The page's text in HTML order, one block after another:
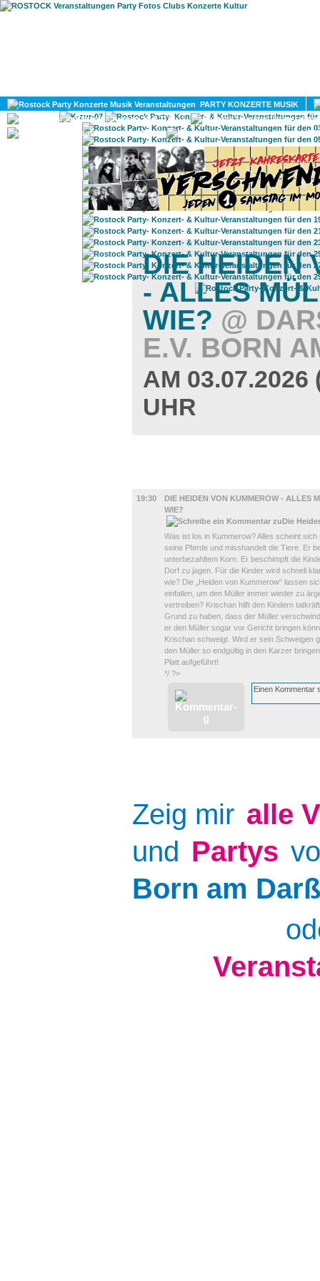
PARTY KONZERTE MUSIK
KULTUR
GAY
DIE HEIDEN
- ALLES
WIE? @
.V. BORN AM
AM 03.07.2026
UHR
19:30
DIE HEIDEN VON KUMMEROW - ALLES
WIE?
Was ist los in Kummerow? Alles scheint
seine Pferde und misshandelt die Tiere. Er
unterbezahltem Korn. Er beschimpft die
Dorf zu jagen. Für die Kinder wird schnell
wie? Die „Heiden von Kummerow“ lassen
einfallen, um den Müller immer wieder zu
vertreiben? Krischan hilft den Kindern
Grund zu haben, dass der Müller
er den Müller sogar vor Gericht bringen
Krischan schweigt. Wird er sein Schweigen
den Müller so endgültig in den Karzer
Platt aufgeführt!
*/ ?>
Zeig mir alle
und Partys
Born am Darß